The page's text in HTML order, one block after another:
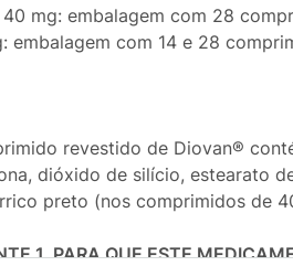
mg: embalagem com 28
embalagem com 14 e 28
revestido de Diovan®
dióxido de silício, estearato
preto (nos comprimidos de
PARA QUE ESTE